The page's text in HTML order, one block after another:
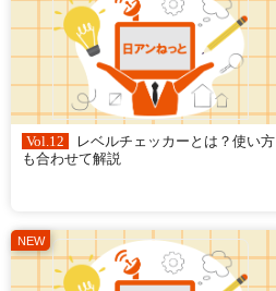
Vol.12
レベルチェッカーとは？使い方
も合わせて解説